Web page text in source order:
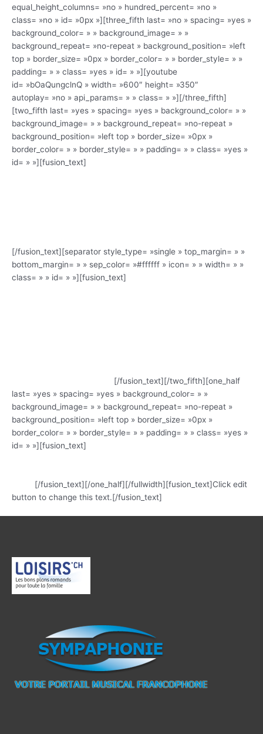
equal_height_columns= »no » hundred_percent= »no »
class= »no » id= »0px »][three_fifth last= »no » spacing= »yes »
background_color= » » background_image= » »
background_repeat= »no-repeat » background_position= »left
top » border_size= »0px » border_color= » » border_style= » »
padding= » » class= »yes » id= » »][youtube
id= »bOaQungclnQ » width= »600″ height= »350″
autoplay= »no » api_params= » » class= » »][/three_fifth]
[two_fifth last= »yes » spacing= »yes » background_color= » »
background_image= » » background_repeat= »no-repeat »
background_position= »left top » border_size= »0px »
border_color= » » border_style= » » padding= » » class= »yes »
id= » »][fusion_text]
[/fusion_text][separator style_type= »single » top_margin= » »
bottom_margin= » » sep_color= »#ffffff » icon= » » width= » »
class= » » id= » »][fusion_text]
[/fusion_text][/two_fifth][one_half
last= »yes » spacing= »yes » background_color= » »
background_image= » » background_repeat= »no-repeat »
background_position= »left top » border_size= »0px »
border_color= » » border_style= » » padding= » » class= »yes »
id= » »][fusion_text]
[/fusion_text][/one_half][/fullwidth][fusion_text]Click edit
button to change this text.[/fusion_text]